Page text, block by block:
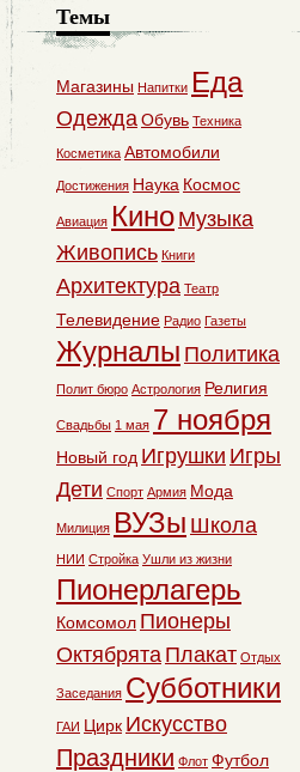
Темы
Магазины Напитки Еда
ОдеждаОбувь Техника
Косметика Автомобили
Достижения Наука Космос
Авиация Кино Музыка
Живопись Книги
Архитектура Театр
Телевидение Радио Газеты
Журналы Политика
Полит бюро Астрология Религия
Свадьбы 1 мая 7 ноября
Новый год Игрушки Игры
Дети Спорт Армия Мода
Милиция ВУЗы Школа
НИИ Стройка Ушли из жизни
Пионерлагерь
Комсомол Пионеры
Октябрята Плакат Отдых
Заседания Субботники
ГАИ Цирк Искусство
Праздники Флот Футбол